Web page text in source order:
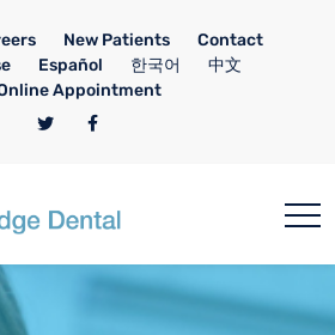
New Patients
Contact
Español 한국어
中文
Appointment